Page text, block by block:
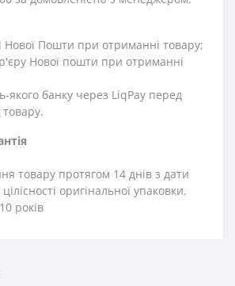
Нової Пошти при отриманні товару;
Нової пошти при отриманні
якого банку через LiqPay перед
товару протягом 14 днів з дати
оригінальної упаковки.
років